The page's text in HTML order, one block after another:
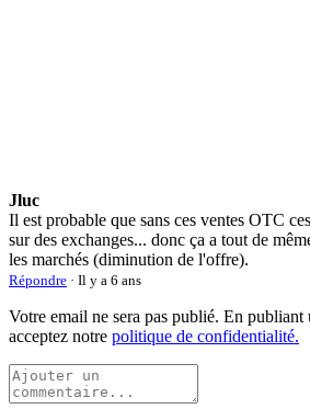
Jluc
Il est probable que sans ces ventes OTC
sur des exchanges... donc ça a tout de
les marchés (diminution de l'offre).
Répondre · Il y a 6 ans
Votre email ne sera pas publié. En
acceptez notre politique de confidentialité.